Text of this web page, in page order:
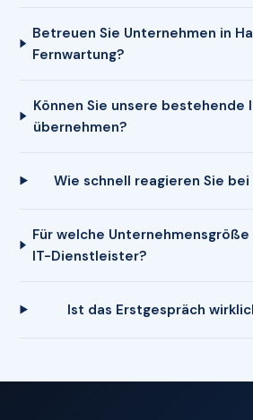
Betreuen Sie Unternehmen in
Fernwartung?
Können Sie unsere bestehende
übernehmen?
Wie schnell reagieren Sie
Für welche
IT-Dienstleister?
Ist das Erstgespräch